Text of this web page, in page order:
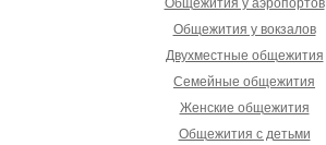
Общежития у вокзалов
Двухместные общежития
Семейные общежития
Женские общежития
Общежития с детьми